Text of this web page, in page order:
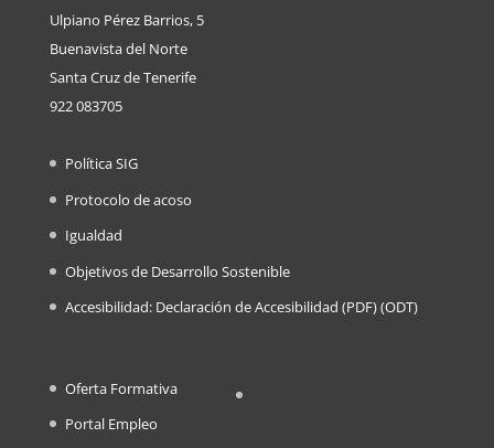
Ulpiano Pérez Barrios, 5
Buenavista del Norte
Santa Cruz de Tenerife
922 083705
Política SIG
Protocolo de acoso
Igualdad
Objetivos de Desarrollo Sostenible
Accesibilidad: Declaración de Accesibilidad (PDF) (ODT)
Oferta Formativa
Portal Empleo